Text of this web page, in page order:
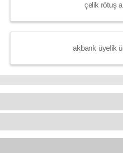
çelik rötuş
akbank üyelik